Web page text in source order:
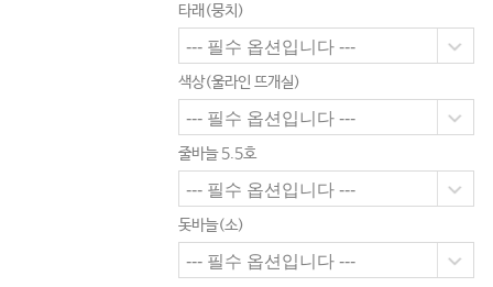
타래(뭉치)
색상(울라인 뜨개실)
줄바늘 5.5호
돗바늘(소)